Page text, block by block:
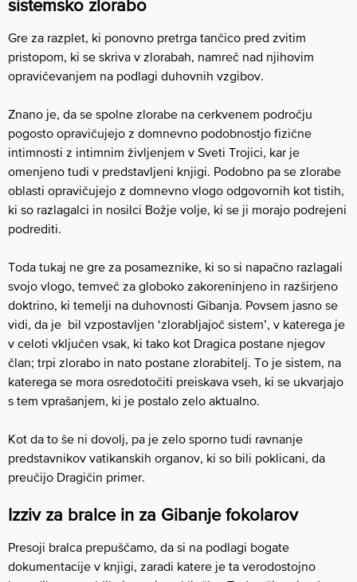
sistemsko zlorabo
Gre za razplet, ki ponovno pretrga tančico pred zvitim
pristopom, ki se skriva v zlorabah, namreč nad njihovim
opravičevanjem na podlagi duhovnih vzgibov.
Znano je, da se spolne zlorabe na cerkvenem področju
pogosto opravičujejo z domnevno podobnostjo fizične
intimnosti z intimnim življenjem v Sveti Trojici, kar je
omenjeno tudi v predstavljeni knjigi. Podobno pa se zlorabe
oblasti opravičujejo z domnevno vlogo odgovornih kot tistih,
ki so razlagalci in nosilci Božje volje, ki se ji morajo podrejeni
podrediti.
Toda tukaj ne gre za posameznike, ki so si napačno razlagali
svojo vlogo, temveč za globoko zakoreninjeno in razširjeno
doktrino, ki temelji na duhovnosti Gibanja. Povsem jasno se
vidi, da je bil vzpostavljen ‘zlorabljajoč sistem’, v katerega je
v celoti vključen vsak, ki tako kot Dragica postane njegov
član; trpi zlorabo in nato postane zlorabitelj. To je sistem, na
katerega se mora osredotočiti preiskava vseh, ki se ukvarjajo
s tem vprašanjem, ki je postalo zelo aktualno.
Kot da to še ni dovolj, pa je zelo sporno tudi ravnanje
predstavnikov vatikanskih organov, ki so bili poklicani, da
preučijo Dragičin primer.
Izziv za bralce in za Gibanje fokolarov
Presoji bralca prepuščamo, da si na podlagi bogate
dokumentacije v knjigi, zaradi katere je ta verodostojno